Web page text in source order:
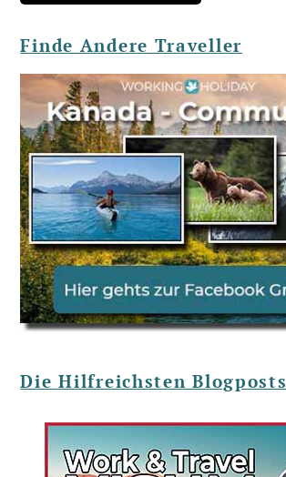
Finde Andere Traveller
Die Hilfreichsten Blogposts